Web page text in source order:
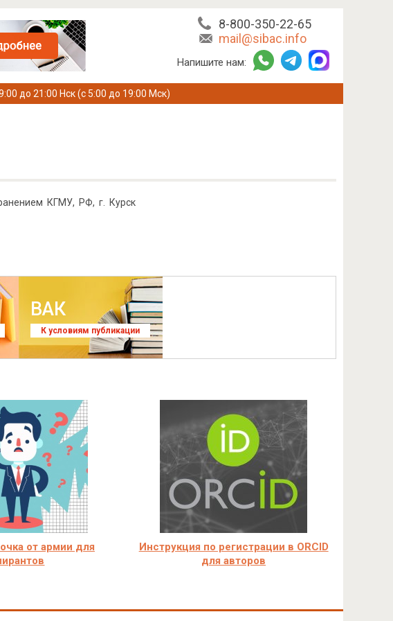
8-800-350-22-65
mail@sibac.info
Напишите нам:
до 21:00 Нск (с 5:00 до 19:00 Мск)
КГМУ, РФ, г. Курск
ВАК
К условиям публикации
от армии для
Инструкция по регистрации в ORCID
для авторов